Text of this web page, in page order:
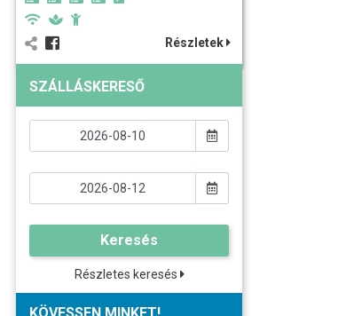
Részletek
SZÁLLÁSKERESŐ
Keresés
Részletes keresés